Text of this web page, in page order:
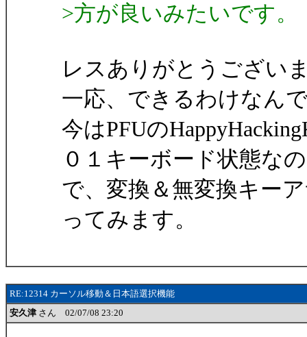
>方が良いみたいです
レスありがとうござい
一応、できるわけなん
今はPFUの
０１キーボード状態なの
で、変換＆無変換キー
ってみます。
RE:12314 カーソル移動＆日本語選択機能
安久津 さん 02/07/08 23:20